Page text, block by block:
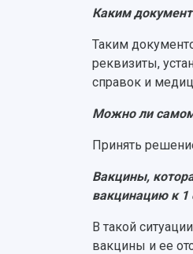
Каким
Таким
реквизиты,
справок и
Можно ли
Принять
Вакцины,
вакцинацию к 1
В такой
вакцины и ее